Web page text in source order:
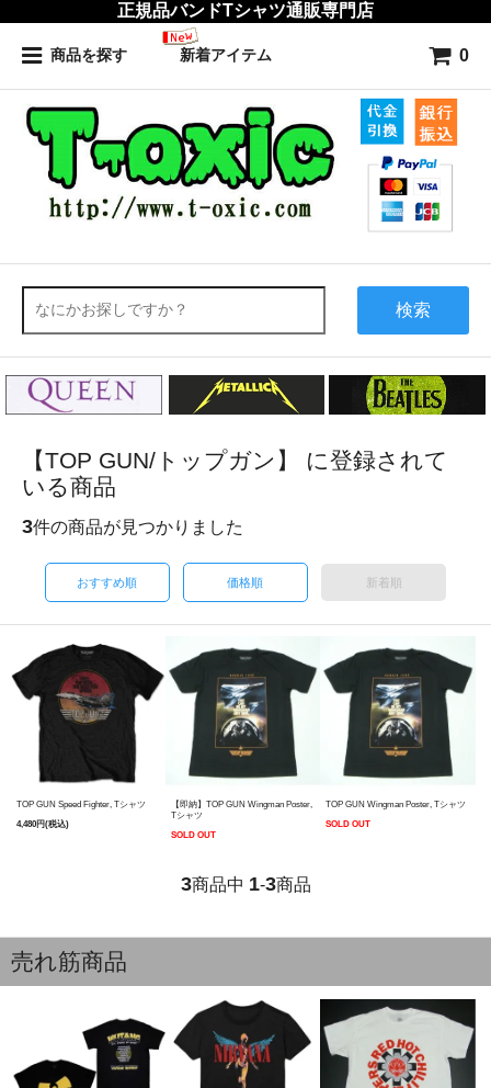
正規品バンドTシャツ通販専門店
商品を探す 新着アイテム 0
検索
【TOP GUN/トップガン】 に登録されて
いる商品
3件の商品が見つかりました
おすすめ順 価格順 新着順
TOP GUN Speed Fighter, Tシャツ
4,480円(税込)
【即納】TOP GUN Wingman Poster,
Tシャツ
SOLD OUT
TOP GUN Wingman Poster, Tシャツ
SOLD OUT
3商品中 1-3商品
売れ筋商品